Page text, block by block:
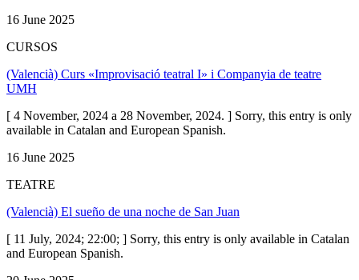
16 June 2025
CURSOS
(Valencià) Curs «Improvisació teatral I» i Companyia de teatre
UMH
[ 4 November, 2024 a 28 November, 2024. ] Sorry, this entry is only
available in Catalan and European Spanish.
16 June 2025
TEATRE
(Valencià) El sueño de una noche de San Juan
[ 11 July, 2024; 22:00; ] Sorry, this entry is only available in Catalan
and European Spanish.